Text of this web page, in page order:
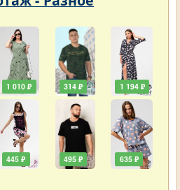
1 010 ₽
445 ₽
314 ₽
495 ₽
1 194 ₽
635 ₽